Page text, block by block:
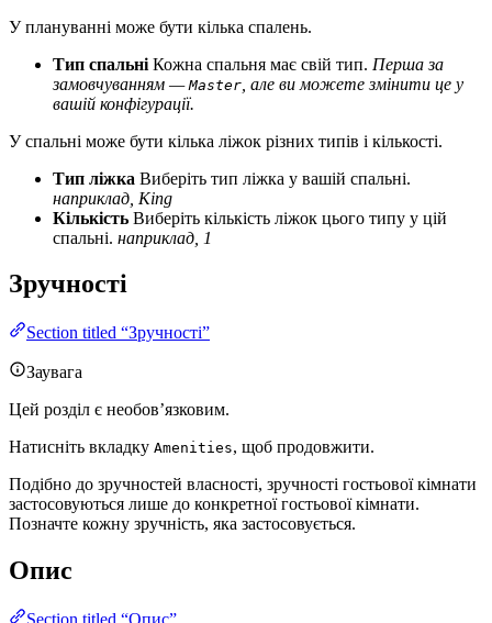
У плануванні може бути кілька спалень.
Тип спальні Кожна спальня має свій тип. Перша за
замовчуванням — Master , але ви можете змінити це у
вашій конфігурації.
У спальні може бути кілька ліжок різних типів і кількості.
Тип ліжка Виберіть тип ліжка у вашій спальні.
наприклад, King
Кількість Виберіть кількість ліжок цього типу у цій
спальні. наприклад, 1
Зручності
Section titled “Зручності”
Заувага
Цей розділ є необов’язковим.
Натисніть вкладку Amenities, щоб продовжити.
Подібно до зручностей власності, зручності гостьової кімнати
застосовуються лише до конкретної гостьової кімнати.
Позначте кожну зручність, яка застосовується.
Опис